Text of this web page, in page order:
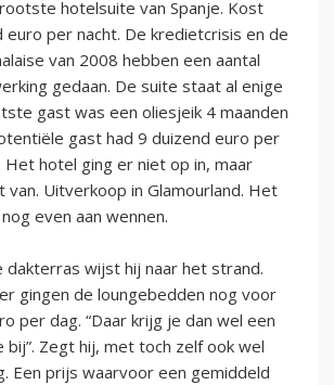
hotelsuite van Spanje. Kost
euro per nacht. De kredietcrisis en de
van 2008 hebben een aantal
gedaan. De suite staat al enige
gast was een oliesjeik 4 maanden
gast had 9 duizend euro per
Het hotel ging er niet op in, maar
Uitverkoop in Glamourland. Het
even aan wennen.
dakterras wijst hij naar het strand.
gingen de loungebedden nog voor
per dag. “Daar krijg je dan wel een
bij”. Zegt hij, met toch zelf ook wel
Een prijs waarvoor een gemiddeld